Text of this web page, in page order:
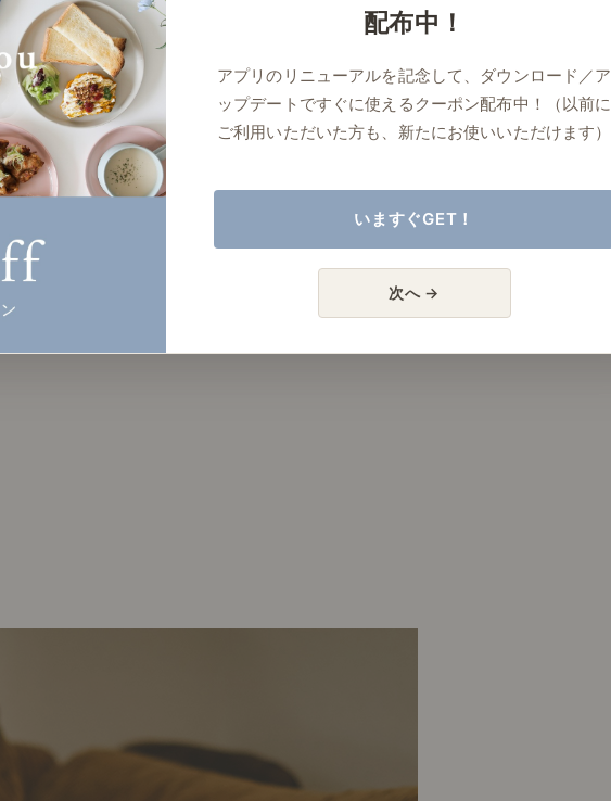
配布中！
アプリのリニューアルを記念して、ダウンロード／ア
ップデートですぐに使えるクーポン配布中！（以前に
ご利用いただいた方も、新たにお使いいただけます）
いますぐGET！
次へ →